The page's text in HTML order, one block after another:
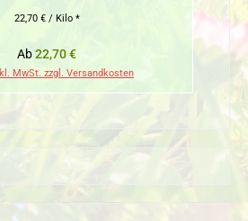
22,70 € / Kilo *
Regulärer Preis:
Ab22,70 €
MwSt. zzgl. Versandkosten